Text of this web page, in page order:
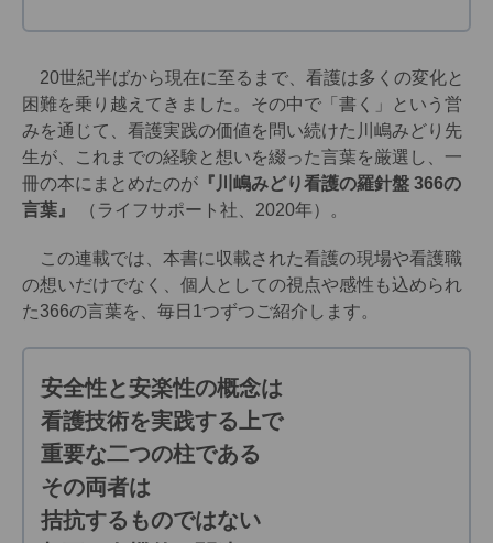
20世紀半ばから現在に至るまで、看護は多くの変化と
困難を乗り越えてきました。その中で「書く」という営
みを通じて、看護実践の価値を問い続けた川嶋みどり先
生が、これまでの経験と想いを綴った言葉を厳選し、一
冊の本にまとめたのが 『川嶋みどり看護の羅針盤 366の
言葉』
（ライフサポート社、2020年）。
この連載では、本書に収載された看護の現場や看護職
の想いだけでなく、個人としての視点や感性も込められ
た366の言葉を、毎日1つずつご紹介します。
安全性と安楽性の概念は
看護技術を実践する上で
重要な二つの柱である
その両者は
拮抗するものではない